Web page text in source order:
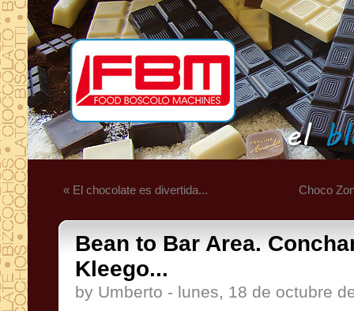
« El chocolate es divertida... Choco
Bean to Bar Area.
Kleego...
by Umberto - lunes, 18 de octubre